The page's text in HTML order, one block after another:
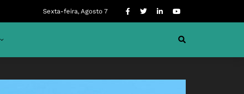
Sexta-feira, Agosto 7